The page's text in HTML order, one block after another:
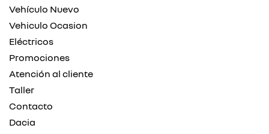
Vehículo Nuevo
Vehiculo Ocasion
Eléctricos
Promociones
Atención al cliente
Taller
Contacto
Dacia